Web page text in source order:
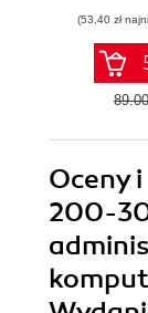
(53,40 zł
Oceny
200-